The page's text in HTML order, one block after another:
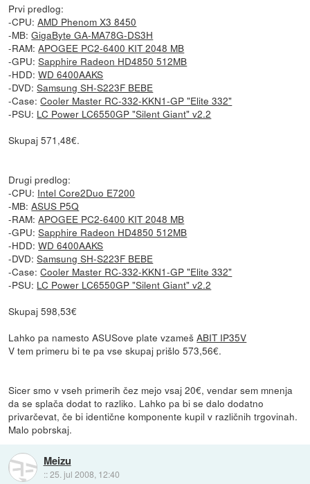
Prvi predlog:
-CPU:AMD Phenom X3 8450
-MB:GigaByte GA-MA78G-DS3H
-RAM:APOGEE PC2-6400 KIT 2048 MB
-GPU:Sapphire Radeon HD4850 512MB
-HDD:WD 6400AAKS
-DVD:Samsung SH-S223F BEBE
-Case:Cooler Master RC-332-KKN1-GP "Elite 332"
-PSU: LC Power LC6550GP "Silent Giant" v2.2
Skupaj 571,48€.
Drugi predlog:
-CPU: Intel Core2Duo E7200
-MB:ASUS P5Q
-RAM:APOGEE PC2-6400 KIT 2048 MB
-GPU:Sapphire Radeon HD4850 512MB
-HDD:WD 6400AAKS
-DVD:Samsung SH-S223F BEBE
-Case:Cooler Master RC-332-KKN1-GP "Elite 332"
-PSU: LC Power LC6550GP "Silent Giant" v2.2
Skupaj 598,53€
Lahko pa namesto ASUSove plate vzamešABIT IP35V
V tem primeru bi te pa vse skupaj prišlo 573,56€.
Sicer smo v vseh primerih čez mejo vsaj 20€, vendar sem mnenja
da se splača dodat to razliko. Lahko pa bi se dalo dodatno
privarčevat, če bi identične komponente kupil v različnih trgovinah.
Malo pobrskaj.
Meizu
::25. jul 2008, 12:40